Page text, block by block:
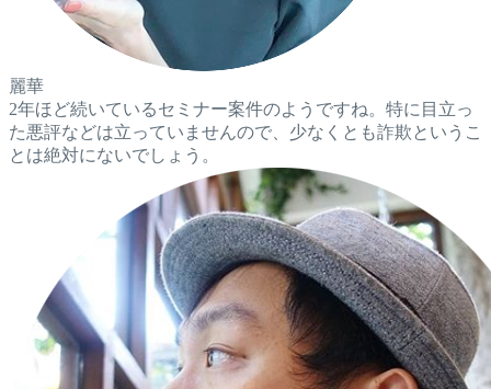
麗華
2年ほど続いているセミナー案件のようですね。特に目立っ
た悪評などは立っていませんので、少なくとも詐欺というこ
とは絶対にないでしょう。